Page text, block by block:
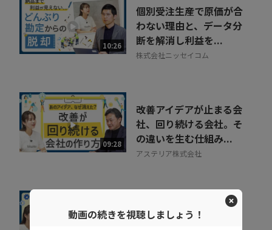
10:26
個別受注生産で原価が合
わない理由と、データ分
断を解消し利益を...
株式会社ニッセイコム
09:28
改善アイデアが止まる会
社、回り続ける会社。そ
の違いを生む仕組み...
アステリア株式会社
人手不足時代の現場管
理。少人数で複数拠点を
動画の続きを視聴しましょう！